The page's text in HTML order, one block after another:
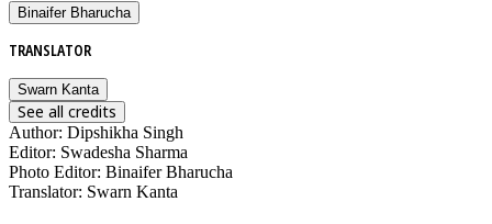
Binaifer Bharucha
TRANSLATOR
Swarn Kanta
See all credits
Author: Dipshikha Singh
Editor: Swadesha Sharma
Photo Editor: Binaifer Bharucha
Translator: Swarn Kanta